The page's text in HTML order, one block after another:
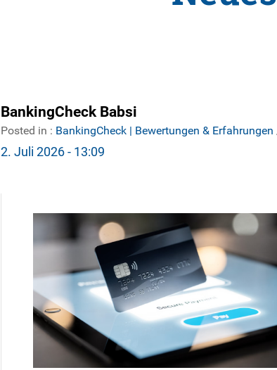
BankingCheck Babsi
Posted in : BankingCheck | Bewertungen & Erfahrungen
2. Juli 2026 - 13:09